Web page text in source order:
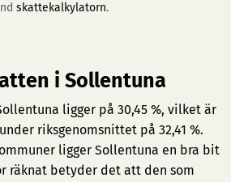
skattekalkylatorn.
i Sollentuna
ligger på 30,45 %, vilket är
riksgenomsnittet på 32,41 %.
ligger Sollentuna en bra bit
räknat betyder det att den som